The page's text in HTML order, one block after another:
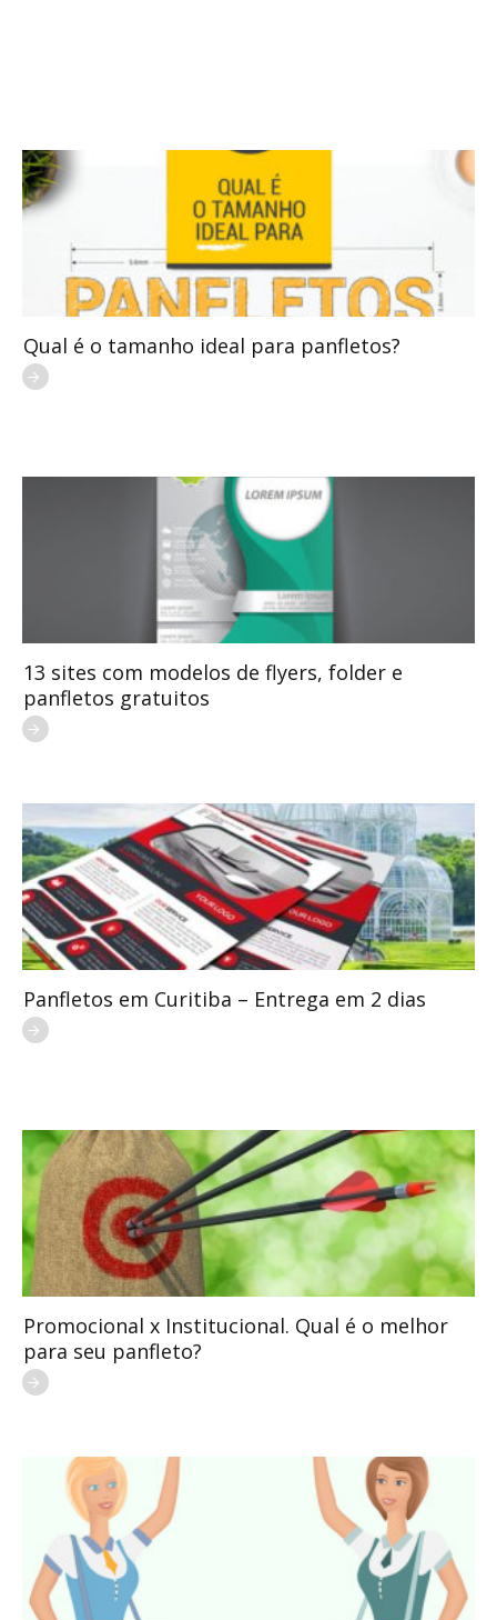
Qual é o tamanho ideal para panfletos?
13 sites com modelos de flyers, folder e
panfletos gratuitos
Panfletos em Curitiba – Entrega em 2 dias
Promocional x Institucional. Qual é o melhor
para seu panfleto?